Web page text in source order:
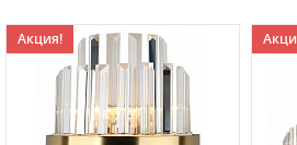
Акция!